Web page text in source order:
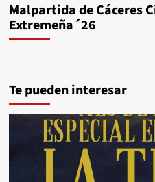
Malpartida de Cáceres
Extremeña´26
Te pueden interesar